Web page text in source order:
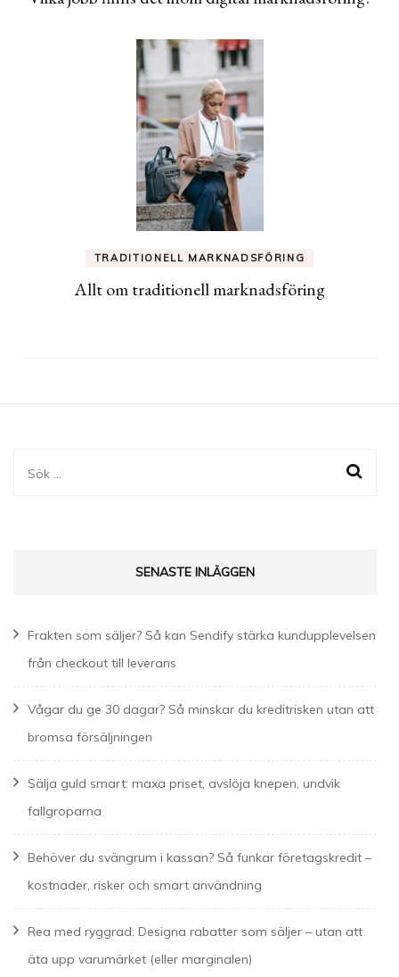
TRADITIONELL MARKNADSFÖRING
Allt om traditionell marknadsföring
Sök
SENASTE INLÄGGEN
Frakten som säljer? Så kan Sendify stärka kundupplevelsen
från checkout till leverans
Vågar du ge 30 dagar? Så minskar du kreditrisken utan att
bromsa försäljningen
Sälja guld smart: maxa priset, avslöja knepen, undvik
fallgroparna
Behöver du svängrum i kassan? Så funkar företagskredit –
kostnader, risker och smart användning
Rea med ryggrad: Designa rabatter som säljer – utan att
äta upp varumärket (eller marginalen)